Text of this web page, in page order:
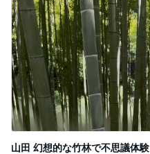
山田 幻想的な竹林で不思議体験